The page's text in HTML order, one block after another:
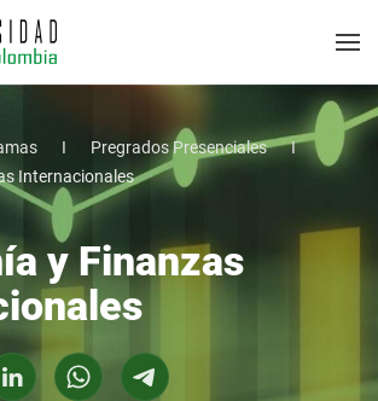
Pregrados Presenciales
Internacionales
y Finanzas